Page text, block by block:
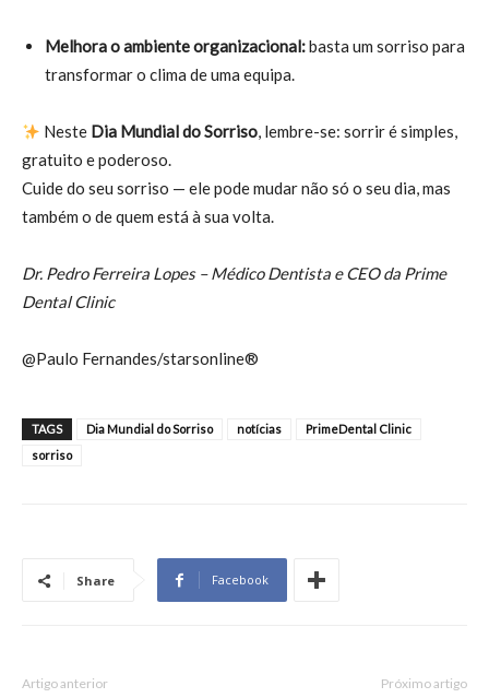
Melhora o ambiente organizacional:basta um sorriso para
transformar o clima de uma equipa.
Neste Dia Mundial do Sorriso, lembre-se: sorrir é simples,
gratuito e poderoso.
Cuide do seu sorriso — ele pode mudar não só o seu dia, mas
também o de quem está à sua volta.
Dr. Pedro Ferreira Lopes – Médico Dentista e CEO da Prime
Dental Clinic
@Paulo Fernandes/starsonline®
TAGS Dia Mundial do Sorriso notícias
PrimeDental Clinic
sorriso
Share Facebook
Artigo anterior Próximo artigo